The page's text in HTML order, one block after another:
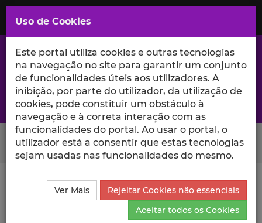
Saltar
para
Conteúdo
Principal
A excelência da investigação e ciência no Iscte
Search Button
Ciência_Iscte Autores Dinis Santos Currículo
A informação contida neste perfil público
Uso de Cookies
Este portal utiliza cookies e outras tecnologias
na navegação no site para garantir um conjunto
de funcionalidades úteis aos utilizadores. A
inibição, por parte do utilizador, da utilização de
cookies, pode constituir um obstáculo à
navegação e à correta interação com as
funcionalidades do portal. Ao usar o portal, o
utilizador está a consentir que estas tecnologias
sejam usadas nas funcionalidades do mesmo.
Ver Mais
Rejeitar Cookies não essenciais
Aceitar todos os Cookies